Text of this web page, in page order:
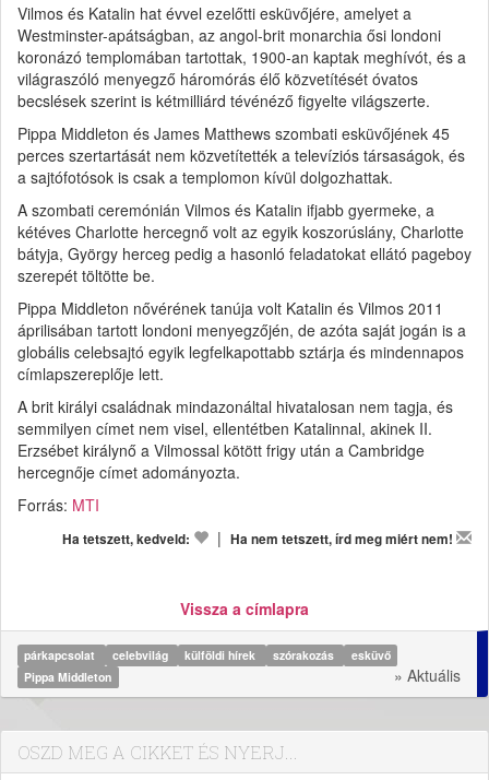
Vilmos és Katalin hat évvel ezelőtti esküvőjére, amelyet a
Westminster-apátságban, az angol-brit monarchia ősi londoni
koronázó templomában tartottak, 1900-an kaptak meghívót, és a
világraszóló menyegző háromórás élő közvetítését óvatos
becslések szerint is kétmilliárd tévénéző figyelte világszerte.
Pippa Middleton és James Matthews szombati esküvőjének 45
perces szertartását nem közvetítették a televíziós társaságok, és
a sajtófotósok is csak a templomon kívül dolgozhattak.
A szombati ceremónián Vilmos és Katalin ifjabb gyermeke, a
kétéves Charlotte hercegnő volt az egyik koszorúslány, Charlotte
bátyja, György herceg pedig a hasonló feladatokat ellátó pageboy
szerepét töltötte be.
Pippa Middleton nővérének tanúja volt Katalin és Vilmos 2011
áprilisában tartott londoni menyegzőjén, de azóta saját jogán is a
globális celebsajtó egyik legfelkapottabb sztárja és mindennapos
címlapszereplője lett.
A brit királyi családnak mindazonáltal hivatalosan nem tagja, és
semmilyen címet nem visel, ellentétben Katalinnal, akinek II.
Erzsébet királynő a Vilmossal kötött frigy után a Cambridge
hercegnője címet adományozta.
Forrás: MTI
Ha tetszett, kedveld: | Ha nem tetszett, írd meg miért nem!
Vissza a címlapra
párkapcsolat celebvilág külföldi hírek szórakozás
esküvő
Pippa Middleton
» Aktuális
OSZD MEG A CIKKET ÉS NYERJ...